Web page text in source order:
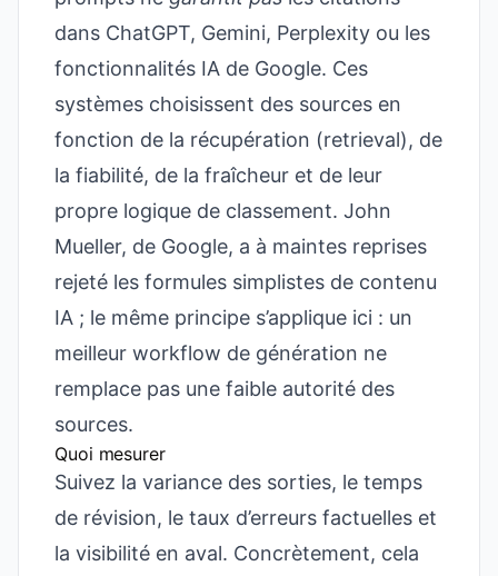
dans ChatGPT, Gemini, Perplexity ou les
fonctionnalités IA de Google. Ces
systèmes choisissent des sources en
fonction de la récupération (retrieval), de
la fiabilité, de la fraîcheur et de leur
propre logique de classement. John
Mueller, de Google, a à maintes reprises
rejeté les formules simplistes de contenu
IA ; le même principe s’applique ici : un
meilleur workflow de génération ne
remplace pas une faible autorité des
sources.
Quoi mesurer
Suivez la variance des sorties, le temps
de révision, le taux d’erreurs factuelles et
la visibilité en aval. Concrètement, cela